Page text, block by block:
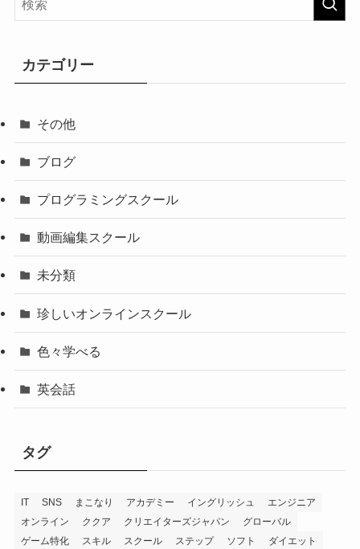
カテゴリー
その他
ブログ
プログラミングスクール
動画編集スクール
未分類
珍しいオンラインスクール
色々学べる
英会話
タグ
IT SNS まこなり アカデミー イングリッシュ
エンジニア
オンライン
ククア クリエイターズジャパン
グローバル
ゲーム特化
スキル スクール ステップ ソフト
ダイエット